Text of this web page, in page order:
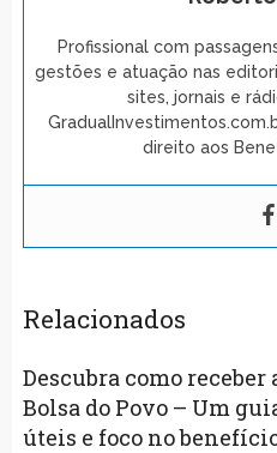
Profissional com
gestões e atuação nas
sites, jornais e
direito aos
Relacionados
Descubra como receber
Bolsa do Povo – Um
úteis e foco no